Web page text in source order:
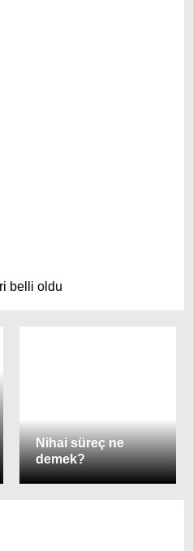
belli oldu
Nihai süreç ne
demek?